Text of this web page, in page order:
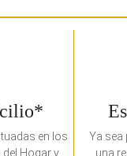
en los
Hogar y
Ya sea
una